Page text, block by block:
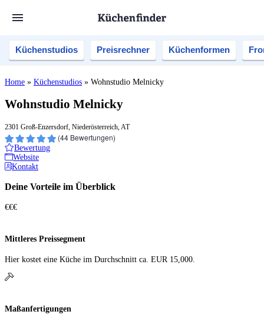
Küchenstudios Preisrechner Küchenformen
Home » Küchenstudios » Wohnstudio Melnicky
Wohnstudio Melnicky
2301 Groß-Enzersdorf, Niederösterreich, AT
(44 Bewertungen)
Bewertung
Website
Kontakt
Deine Vorteile im Überblick
€€€
Mittleres Preissegment
Hier kostet eine Küche im Durch­schnitt ca. EUR 15,000.
Maßanfertigungen